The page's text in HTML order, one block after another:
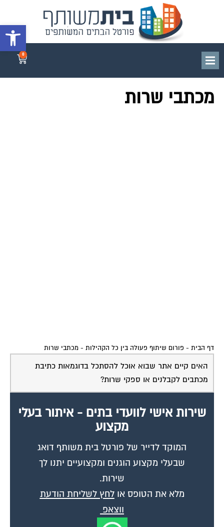
פתח
מכתבי שרות
האים קיים אתר שבוא אוכל להסתכל בדוגמאות כתיבת
מכתבים לקבלנים או ספקי שרות?
מקצוע
המוקד לדייר של פורטל בית משותף דואג
שבעלי מקצוע הוגנים ומקצועיים יתנו לך
שירות.
מלא את הטופס אולחץ לשליחת הודעת
ווצאפ